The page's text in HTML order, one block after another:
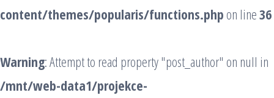
content/themes/popularis/functions.php on line36
Warning: Attempt to read property "post_author" on null in
/mnt/web-data1/projekce-